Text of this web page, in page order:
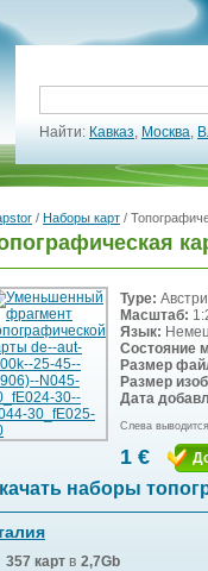
Найти: Кавказ, Москва,
/ Наборы карт /
Type:
Масштаб:
Язык:
Состояние
Размер
Размер
Дата
Слева
1 €
наборы
357 карт в 2,7Gb